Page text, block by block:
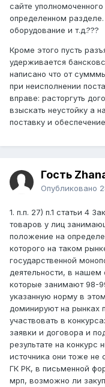
сайте
определенном
оборудование и т.д.???
Кроме этого пусть
удерживается
написано что от
при неисполнении
вправе: расторгуть
взыскать неустойку а
поставку и
Гость
Опубликовано
1. п.п. 27) п.1 статьи 4
товаров у лиц
положение на
которого на таком
государственной
деятельности, в нашем
которые занимают 98-
указанную норму в
доминируют на рынках
участвовать в
заявки и договора и
результате на конкурс
источника они тоже не
ГК РК, в письменной
мрп, возможно ли